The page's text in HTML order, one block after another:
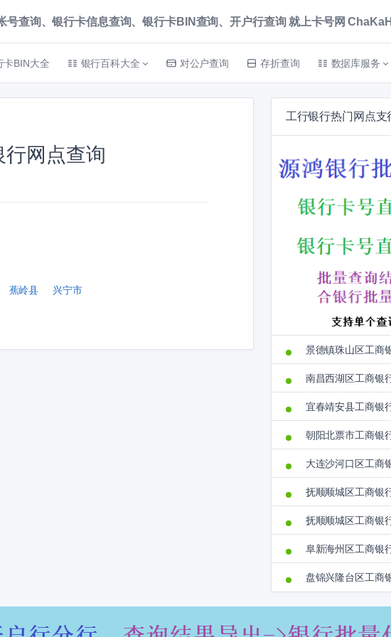
号查询、银行卡信息查询、银行卡BIN查询、开户行查询 就上卡号网
卡BIN大全 银行百科大全 对公户查询 存折查询 数据库服务
网点查询
蕉岭县 兴宁市
工行银行热门网点支
景德镇珠山区工商
南昌西湖区工商银
宜春靖安县工商银
朝阳北票市工商银
大连沙河口区工商
抚顺顺城区工商银
抚顺顺城区工商银
阜新海州区工商银
盘锦兴隆台区工商